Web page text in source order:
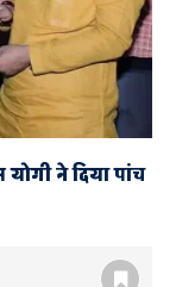
योगी ने दिया पांच